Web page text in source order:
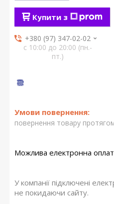
Купити з
+380 (97) 347-02-02
с 10:00 до 20:00 (пн.-
пт.)
повернення товару
У компанії підключені
не покидаючи сайту.